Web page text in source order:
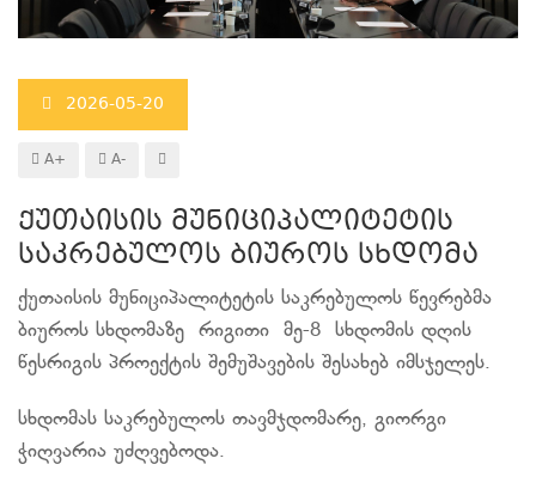
2026-05-20
A+ A-
ქუთაისის მუნიციპალიტეტის
საკრებულოს ბიუროს სხდომა
ქუთაისის მუნიციპალიტეტის საკრებულოს წევრებმა
ბიუროს სხდომაზე რიგითი მე-8 სხდომის დღის
წესრიგის პროექტის შემუშავების შესახებ იმსჯელეს.
სხდომას საკრებულოს თავმჯდომარე, გიორგი
ჭიღვარია უძღვებოდა.